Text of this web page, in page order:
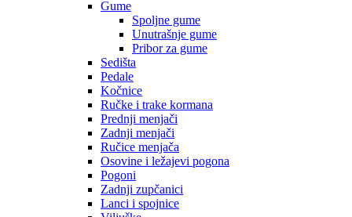
Gume
Spoljne gume
Unutrašnje gume
Pribor za gume
Sedišta
Pedale
Kočnice
Ručke i trake kormana
Prednji menjači
Zadnji menjači
Ručice menjača
Osovine i ležajevi pogona
Pogoni
Zadnji zupčanici
Lanci i spojnice